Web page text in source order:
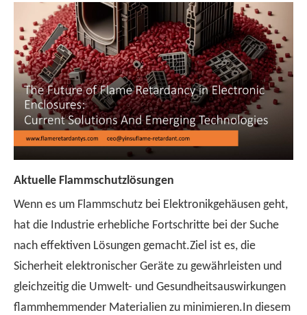
Aktuelle Flammschutzlösungen
Wenn es um Flammschutz bei Elektronikgehäusen geht,
hat die Industrie erhebliche Fortschritte bei der Suche
nach effektiven Lösungen gemacht.Ziel ist es, die
Sicherheit elektronischer Geräte zu gewährleisten und
gleichzeitig die Umwelt- und Gesundheitsauswirkungen
flammhemmender Materialien zu minimieren.In diesem